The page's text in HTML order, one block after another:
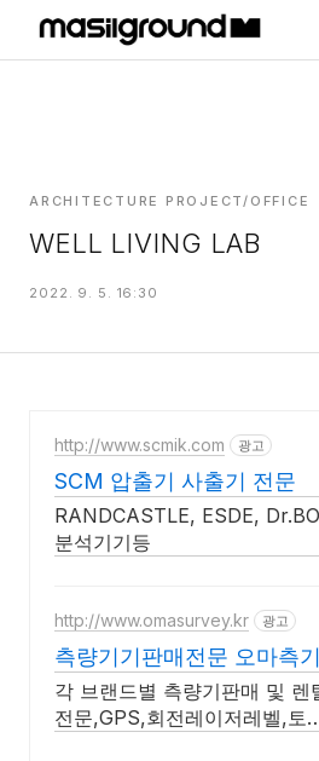
PROJECTS
MASILWIDE
ARCHITECTURE PROJECT/OFFICE
WELL LIVING LAB
2022. 9. 5. 16:30
http://www.scmik.com 광고
SCM 압출기 사출기 전문
RANDCASTLE, ESDE,
분석기기등
http://www.omasurvey.kr 광고
측량기기판매전문 오마측기
GPS 토목설계 및 시공측량
각 브랜드별 측량기판매 및 렌
전문,GPS,회전레이저레벨,토